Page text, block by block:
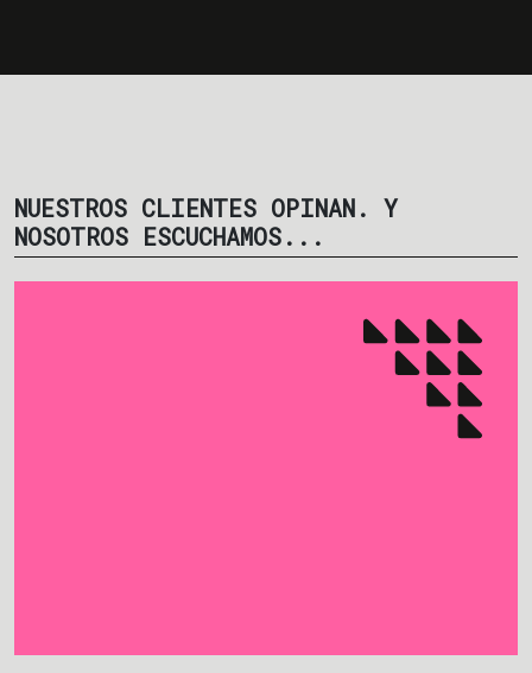
NUESTROS CLIENTES OPINAN. Y
NOSOTROS ESCUCHAMOS...